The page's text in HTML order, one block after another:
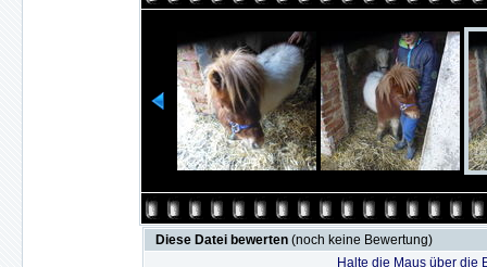
Diese Datei bewerten (noch keine Bewertung)
Halte die Maus über die